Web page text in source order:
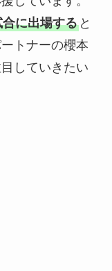
に出場すると
トナーの櫻本
していきたい